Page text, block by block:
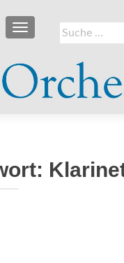
Suche
nach:
SCHALTE NAVIGATION